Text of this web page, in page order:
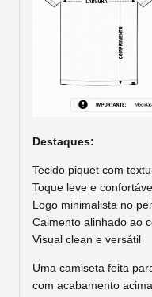
Destaques:
Tecido piquet com
Toque leve e
Logo minimalista no
Caimento alinhado ao
Visual clean e versátil
Uma camiseta feita
com acabamento